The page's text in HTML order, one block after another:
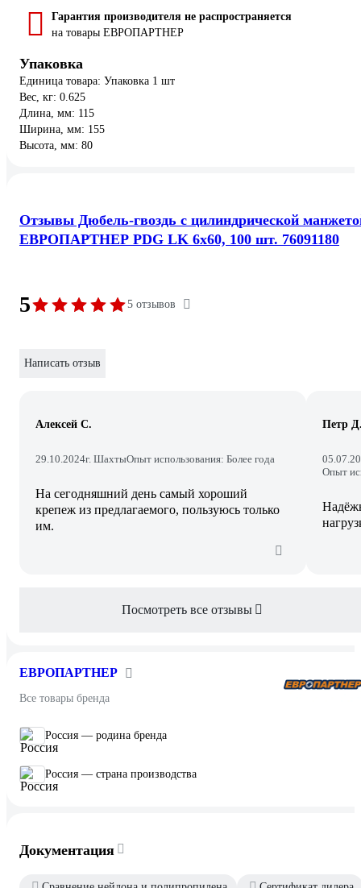
Гарантия производителя не распространяется
на товары ЕВРОПАРТНЕР
Упаковка
Единица товара: Упаковка 1 шт
Вес, кг: 0.625
Длина, мм: 115
Ширина, мм: 155
Высота, мм: 80
Отзывы Дюбель-гвоздь с цилиндрической
ЕВРОПАРТНЕР PDG LK 6x60, 100 шт. 76091180
5 5 отзывов
Написать отзыв
Алексей С.
29.10.2024г. ШахтыОпыт использования: Более года
На сегодняшний день самый хороший
крепеж из предлагаемого, пользуюсь только
им.
Петр
Опыт
Посмотреть все отзывы
ЕВРОПАРТНЕР
Все товары бренда
Россия — родина бренда
Россия — страна производства
Документация